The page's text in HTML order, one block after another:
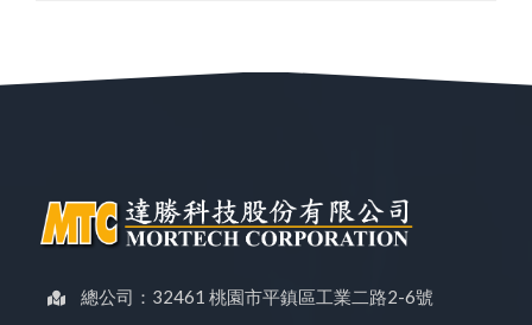
總公司：32461 桃園市平鎮區工業二路2-6號